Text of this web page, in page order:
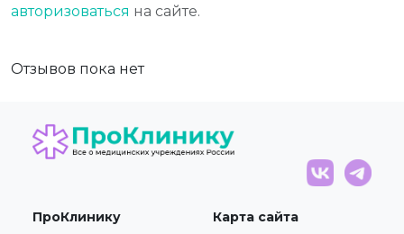
авторизоваться на сайте.
Отзывов пока нет
ПроКлинику
Карта сайта